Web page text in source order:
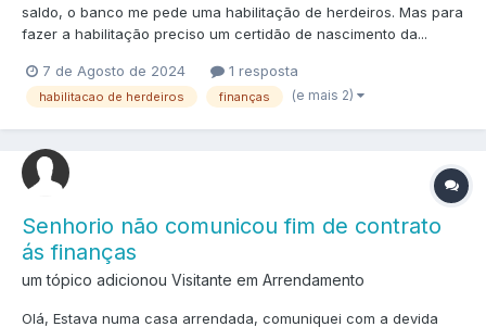
saldo, o banco me pede uma habilitação de herdeiros. Mas para
fazer a habilitação preciso um certidão de nascimento da...
7 de Agosto de 2024 1 resposta
habilitacao de herdeiros finanças (e mais 2)
Senhorio não comunicou fim de contrato
ás finanças
um tópico adicionou Visitante em Arrendamento
Olá, Estava numa casa arrendada, comuniquei com a devida